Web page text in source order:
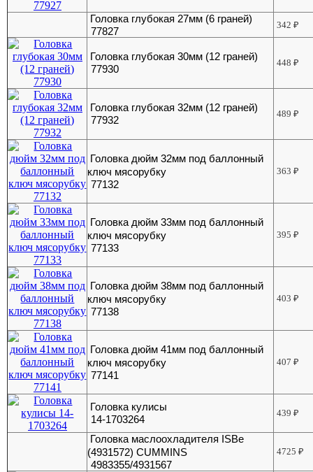
Головка глубокая 27мм (6 граней)
77827
342₽
Головка глубокая 30мм (12 граней)
77930
448₽
Головка глубокая 32мм (12 граней)
77932
489₽
Головка дюйм 32мм под баллонный
ключ мясорубку
77132
363₽
Головка дюйм 33мм под баллонный
ключ мясорубку
77133
395₽
Головка дюйм 38мм под баллонный
ключ мясорубку
77138
403₽
Головка дюйм 41мм под баллонный
ключ мясорубку
77141
407₽
Головка кулисы
14-1703264
439₽
Головка маслоохладителя ISBe
(4931572) CUMMINS
4983355/4931567
4725₽